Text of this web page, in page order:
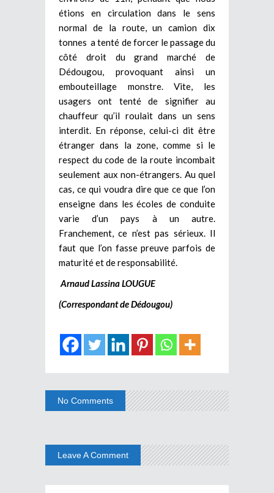
étions en circulation dans le sens
normal de la route, un camion dix
tonnes a tenté de forcer le passage du
côté droit du grand marché de
Dédougou, provoquant ainsi un
embouteillage monstre. Vite, les
usagers ont tenté de signifier au
chauffeur qu’il roulait dans un sens
interdit. En réponse, celui-ci dit être
étranger dans la zone, comme si le
respect du code de la route incombait
seulement aux non-étrangers. Au quel
cas, ce qui voudra dire que ce que l’on
enseigne dans les écoles de conduite
varie d’un pays à un autre.
Franchement, ce n’est pas sérieux. Il
faut que l’on fasse preuve parfois de
maturité et de responsabilité.
Arnaud Lassina LOUGUE
(Correspondant de Dédougou)
No Comments
Leave A Comment